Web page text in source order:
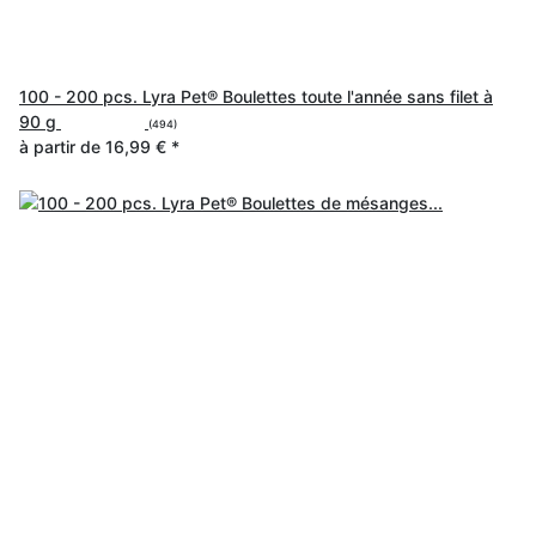
100 - 200 pcs. Lyra Pet® Boulettes toute l'année sans filet à
90 g
(494)
à partir de 16,99 € *